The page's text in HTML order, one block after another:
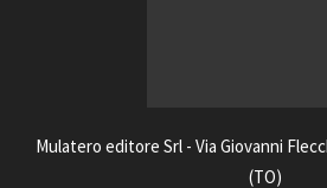
Mulatero editore Srl - Via Giovanni
(TO)